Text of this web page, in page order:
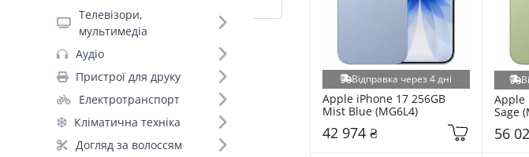
Телевізори,
мультимедіа
Аудіо
Пристрої для друку
Електротранспорт
Кліматична техніка
Догляд за волоссям
Samsung_ (150)
OnePlus (131)
Samsung (129)
Xiaomi (113)
Xiaomi_ (111)
Oukitel (101)
Відправка через 4 дні
Apple iPhone 17 256GB
Mist Blue (MG6L4)
42 974 ₴
Apple
Sage
56